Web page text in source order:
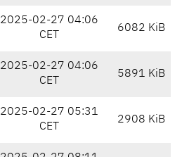
2025-02-27 04:06
CET
6082 KiB
2025-02-27 04:06
CET
5891 KiB
2025-02-27 05:31
CET
2908 KiB